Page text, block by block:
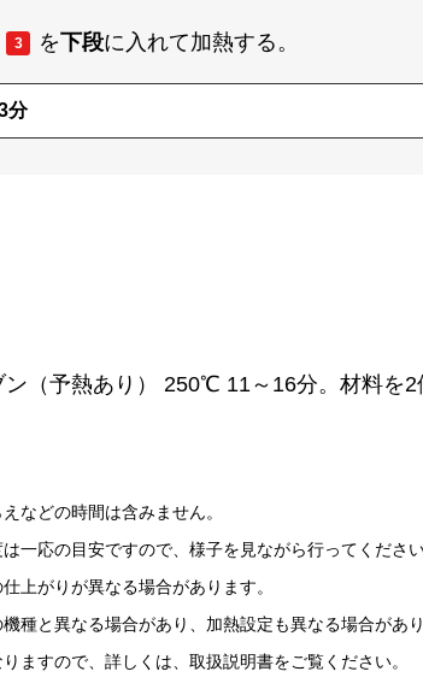
3 を下段に入れて加熱する。
分
（予熱あり） 250℃ 11～16分。材料を2
などの時間は含みません。
一応の目安ですので、様子を見ながら行ってください
上がりが異なる場合があります。
種と異なる場合があり、加熱設定も異なる場合があり
ますので、詳しくは、取扱説明書をご覧ください。